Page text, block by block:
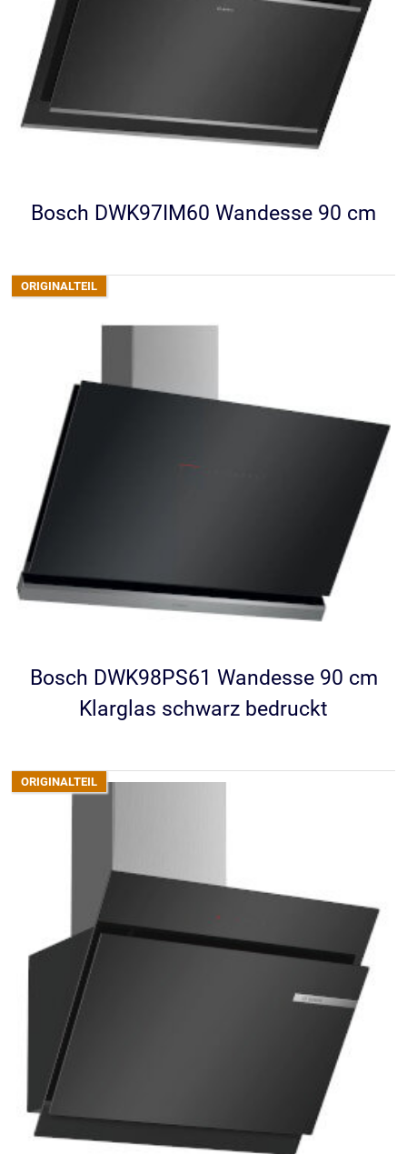
Bosch DWK97IM60 Wandesse 90 cm
Bosch DWK98PS61 Wandesse 90 cm
Klarglas schwarz bedruckt